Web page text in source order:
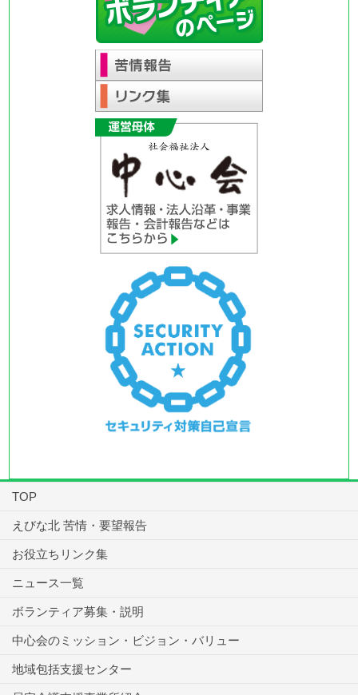
TOP
えびな北 苦情・要望報告
お役立ちリンク集
ニュース一覧
ボランティア募集・説明
中心会のミッション・ビジョン・バリュー
地域包括支援センター